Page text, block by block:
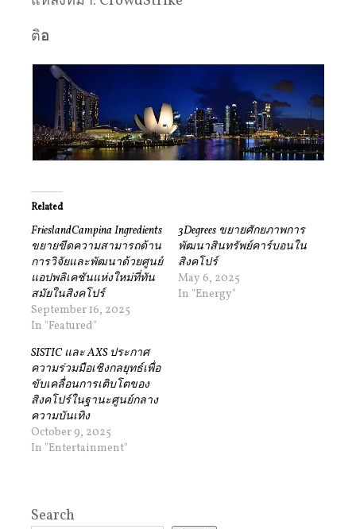
ติอ
Related
FrieslandCampina Ingredients
ขยายขีดความสามารถด้าน
การวิจัยและพัฒนาด้วยศูนย์
แอปพลิเคชันแห่งใหม่ที่ทัน
สมัยในสิงคโปร์
September 16, 2025
In "Featured"
3Degrees ขยายศักยภาพการ
พัฒนาสินทรัพย์คาร์บอนใน
สิงคโปร์
May 6, 2025
In "Energy"
SISTIC และ AXS ประกาศ
ความร่วมมือเชิงกลยุทธ์เพื่อ
ขับเคลื่อนการเติบโตของ
สิงคโปร์ในฐานะศูนย์กลาง
ความบันเทิง
October 9, 2025
In "Entertainment"
Search